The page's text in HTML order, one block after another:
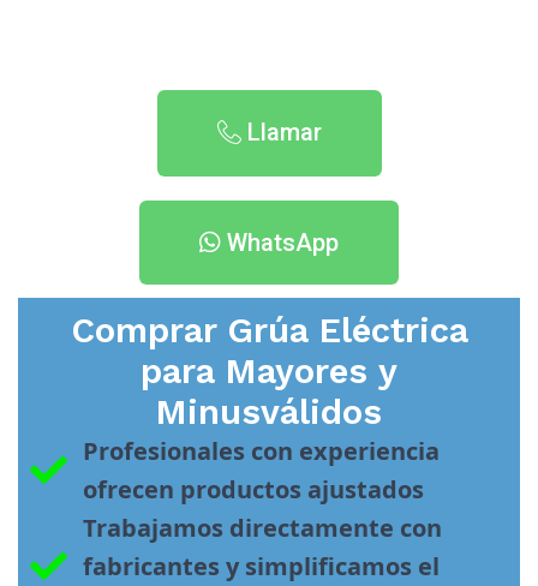
Llamar
WhatsApp
Comprar Grúa Eléctrica
para Mayores y
Minusválidos
Profesionales con experiencia
ofrecen productos ajustados
Trabajamos directamente con
fabricantes y simplificamos el